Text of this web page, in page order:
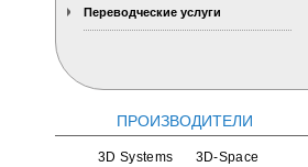
Переводческие услуги
ПРОИЗВОДИТЕЛИ
3D Systems
3D-Space